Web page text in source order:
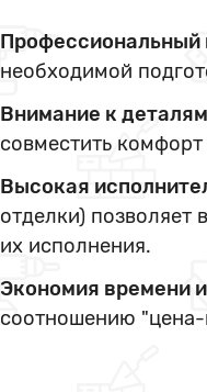
Профессиональный
необходимой
Внимание к деталям
совместить
Высокая
отделки) позволяет
их исполнения.
Экономия времени
соотношению "цена-